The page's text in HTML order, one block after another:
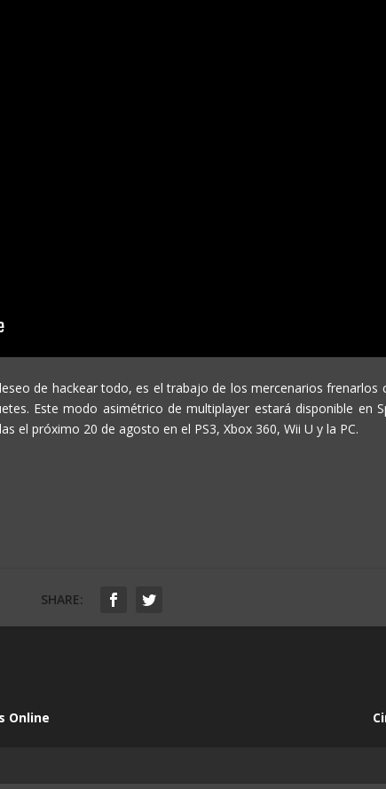
de hackear todo, es el trabajo de los mercenarios frenarlos
Este modo asimétrico de multiplayer estará disponible en
el próximo 20 de agosto en el PS3, Xbox 360, Wii U y la PC.
SHARE:
Online